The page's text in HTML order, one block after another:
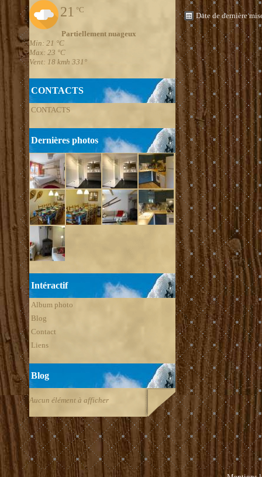
21 °C
Partiellement nuageux
Min: 21 °C
Max: 23 °C
Vent: 18 kmh 331°
CONTACTS
CONTACTS
Dernières photos
Intéractif
Album photo
Blog
Contact
Liens
Blog
Aucun élément à afficher
Date de dernière